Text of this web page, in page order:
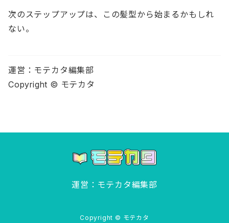
次のステップアップは、この髪型から始まるかもしれ
ない。
運営：モテカタ編集部
Copyright © モテカタ
運営：モテカタ編集部
Copyright © モテカタ